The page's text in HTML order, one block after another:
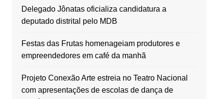
Delegado Jônatas oficializa candidatura a
deputado distrital pelo MDB
Festas das Frutas homenageiam produtores e
empreendedores em café da manhã
Projeto Conexão Arte estreia no Teatro Nacional
com apresentações de escolas de dança de